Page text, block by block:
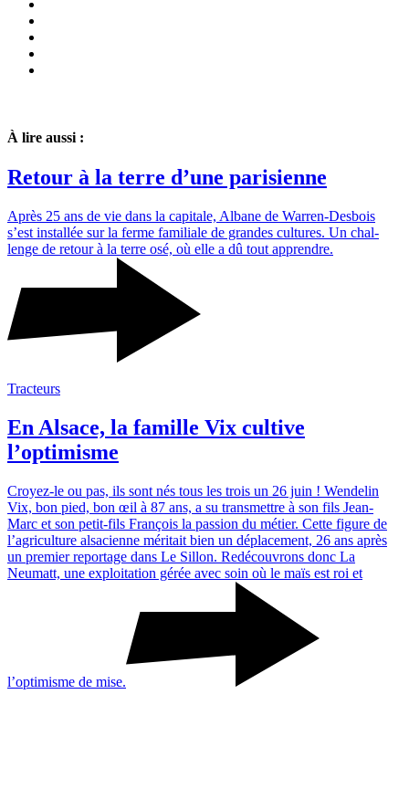
À lire aussi :
Retour à la terre d’une pari­sienne
Après 25 ans de vie dans la capi­tale, Albane de Warren-Desbois
s’est installée sur la ferme fami­liale de grandes cultures. Un chal­
lenge de retour à la terre osé, où elle a dû tout apprendre.
Tracteurs
En Alsace, la famille Vix cultive
l’optimisme
Croyez-le ou pas, ils sont nés tous les trois un 26 juin ! Wendelin
Vix, bon pied, bon œil à 87 ans, a su trans­mettre à son fils Jean-
Marc et son petit-fils Fran­çois la passion du métier. Cette figure de
l’agriculture alsa­cienne méri­tait bien un dépla­ce­ment, 26 ans après
un premier repor­tage dans Le Sillon. Redé­cou­vrons donc La
Neumatt, une exploi­ta­tion gérée avec soin où le maïs est roi et
l’optimisme de mise.